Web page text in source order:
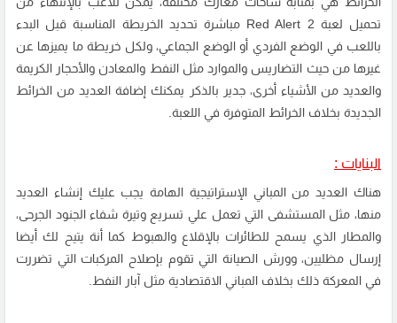
تحميل لعبة Red Alert 2 مباشرة تحديد الخريطة المناسبة قبل البدء
باللعب في الوضع الفردي أو الوضع الجماعي، ولكل خريطة ما يميزها عن
غيرها من حيث التضاريس والموارد مثل النفط والمعادن والأحجار الكريمة
والعديد من الأشياء أخرى، جدير بالذكر يمكنك إضافة العديد من الخرائط
الجديدة بخلاف الخرائط المتوفرة في اللعبة.
البنايات :
هناك العديد من المباني الإستراتيجية الهامة يجب عليك إنشاء العديد
منها، مثل المستشفى التي تعمل علي تسريع وتيرة شفاء الجنود الجرحى،
والمطار الذي يسمح للطائرات بالإقلاع والهبوط كما أنة يتيح لك أيضا
إرسال مظليين، وورش الصيانة التي تقوم بإصلاح المركبات التي تضررت
في المعركة ذلك بخلاف المباني الاقتصادية مثل آبار النفط.